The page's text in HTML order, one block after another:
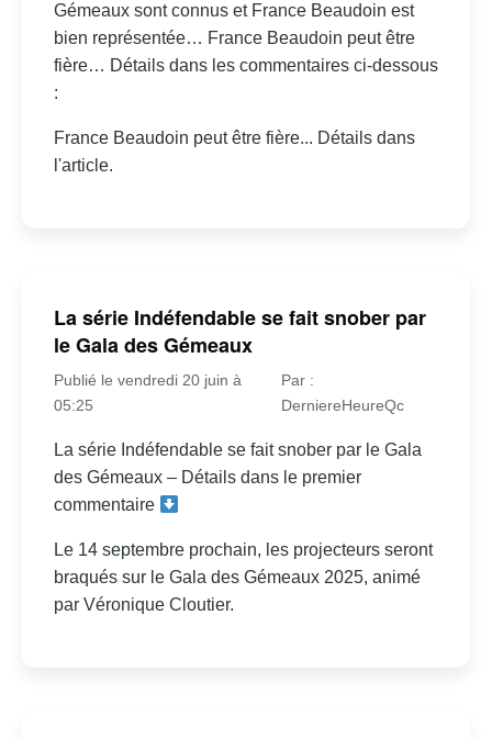
Gémeaux sont connus et France Beaudoin est
bien représentée… France Beaudoin peut être
fière… Détails dans les commentaires ci-dessous
:
France Beaudoin peut être fière... Détails dans
l'article.
La série Indéfendable se fait snober par
le Gala des Gémeaux
Publié le vendredi 20 juin à
05:25
Par :
DerniereHeureQc
La série Indéfendable se fait snober par le Gala
des Gémeaux – Détails dans le premier
commentaire
Le 14 septembre prochain, les projecteurs seront
braqués sur le Gala des Gémeaux 2025, animé
par Véronique Cloutier.